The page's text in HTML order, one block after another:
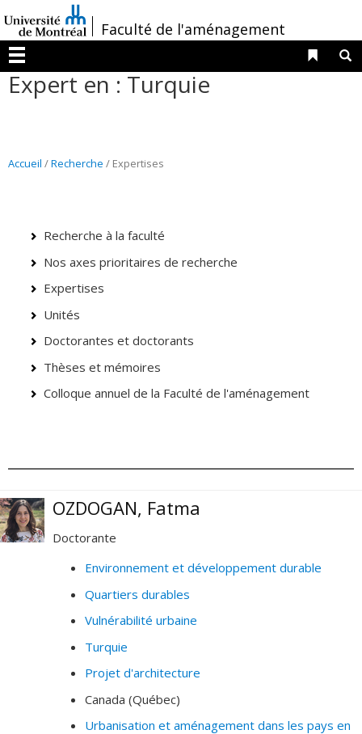
au
contenu
/Faculté de l'aménagement
Menu
Liens
Expert en : Turquie
Accueil /Recherche / Expertises
Recherche à la faculté
Nos axes prioritaires de recherche
Expertises
Unités
Doctorantes et doctorants
Thèses et mémoires
Colloque annuel de la Faculté de l'aménagement
OZDOGAN, Fatma
Doctorante
Environnement et développement durable
Quartiers durables
Vulnérabilité urbaine
Turquie
Projet d'architecture
Canada (Québec)
Urbanisation et aménagement dans les pays en